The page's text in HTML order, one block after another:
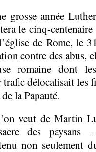
grosse année
le cinq-
de Rome, le
contre des abus,
romaine dont
délocalisait les
la Papauté.
veut de Martin
des paysans
non seulement